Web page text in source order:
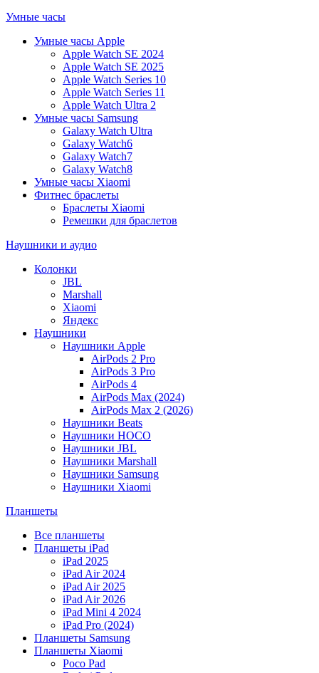
Умные часы
Умные часы Apple
Apple Watch SE 2024
Apple Watch SE 2025
Apple Watch Series 10
Apple Watch Series 11
Apple Watch Ultra 2
Умные часы Samsung
Galaxy Watch Ultra
Galaxy Watch6
Galaxy Watch7
Galaxy Watch8
Умные часы Xiaomi
Фитнес браслеты
Браслеты Xiaomi
Ремешки для браслетов
Наушники и аудио
Колонки
JBL
Marshall
Xiaomi
Яндекс
Наушники
Наушники Apple
AirPods 2 Pro
AirPods 3 Pro
AirPods 4
AirPods Max (2024)
AirPods Max 2 (2026)
Наушники Beats
Наушники HOCO
Наушники JBL
Наушники Marshall
Наушники Samsung
Наушники Xiaomi
Планшеты
Все планшеты
Планшеты iPad
iPad 2025
iPad Air 2024
iPad Air 2025
iPad Air 2026
iPad Mini 4 2024
iPad Pro (2024)
Планшеты Samsung
Планшеты Xiaomi
Poco Pad